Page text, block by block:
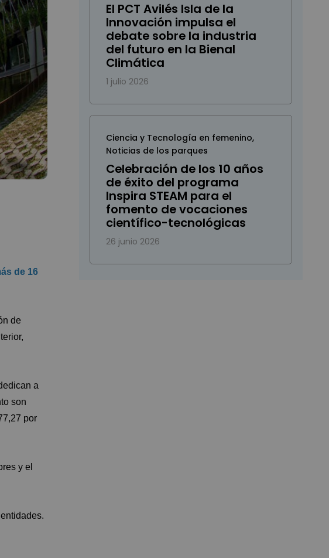
de 16
de
a
son
por
y el
El PCT Avilés Isla de la
Innovación impulsa el
debate sobre la industria
del futuro en la Bienal
Climática
1 julio 2026
Ciencia y Tecnología en femenino,
Noticias de los parques
Celebración de los 10 años
de éxito del programa
Inspira STEAM para el
fomento de vocaciones
científico-tecnológicas
26 junio 2026